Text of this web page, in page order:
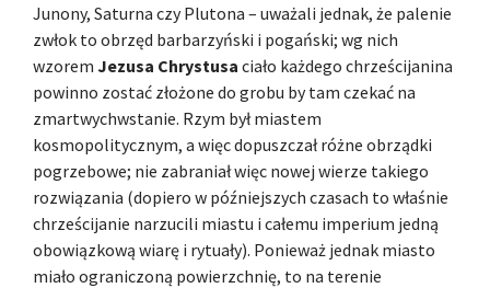
Junony, Saturna czy Plutona – uważali jednak, że palenie
zwłok to obrzęd barbarzyński i pogański; wg nich
wzorem Jezusa Chrystusa ciało każdego chrześcijanina
powinno zostać złożone do grobu by tam czekać na
zmartwychwstanie. Rzym był miastem
kosmopolitycznym, a więc dopuszczał różne obrządki
pogrzebowe; nie zabraniał więc nowej wierze takiego
rozwiązania (dopiero w późniejszych czasach to właśnie
chrześcijanie narzucili miastu i całemu imperium jedną
obowiązkową wiarę i rytuały). Ponieważ jednak miasto
miało ograniczoną powierzchnię, to na terenie